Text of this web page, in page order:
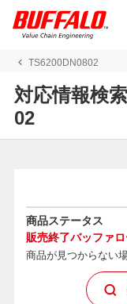
TS6200DN0802
対応情報検
02
商品ステータス
販売終了バッファ
商品が見つからない